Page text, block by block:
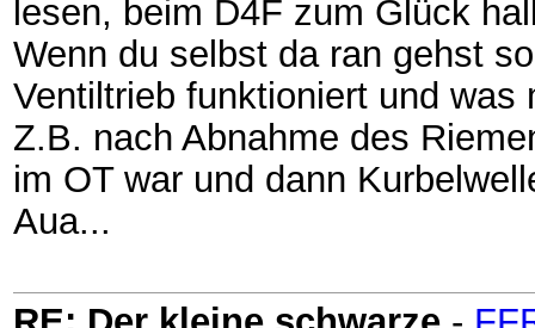
lesen, beim D4F zum Glück
Wenn du selbst da ran gehst
Ventiltrieb funktioniert und
Z.B. nach Abnahme des
im OT war und dann
Aua...